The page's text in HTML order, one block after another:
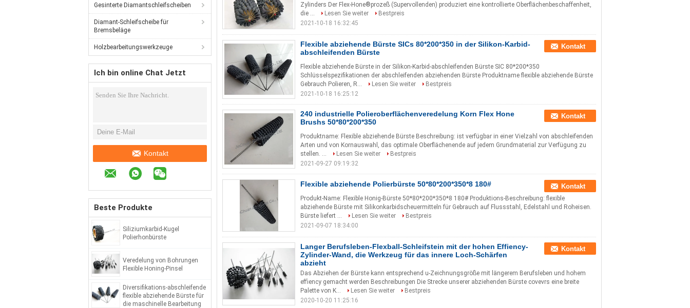
Gesinterte Diamantschleifscheiben
Diamant-Schleifscheibe für
Bremsbeläge
Holzbearbeitungswerkzeuge
Ich bin online Chat Jetzt
Kontakt
Beste Produkte
Siliziumkarbid-Kugel
Polierhonbürste
Veredelung von Bohrungen
Flexible Honing-Pinsel
Diversifikations-abschleifende
flexible abziehende Bürste für
die maschinelle Bearbeitung
Zylinders Der Flex-Hone®prozeß (Supervollenden) produziert eine kontrollierte Oberflächenbeschaffenheit,
die ...
Lesen Sie weiter
Bestpreis
2021-10-18 16:32:45
Flexible abziehende Bürste SICs 80*200*350 in der Silikon-Karbid-
abschleifenden Bürste
Kontakt
Flexible abziehende Bürste in der Silikon-Karbid-abschleifenden Bürste SIC 80*200*350
Schlüsselspezifikationen der abschleifenden abziehenden Bürste Produktname flexible abziehende Bürste
Gebrauch Polieren, R...
Lesen Sie weiter
Bestpreis
2021-10-18 16:25:12
240 industrielle Polieroberflächenveredelung Korn Flex Hone
Brushs 50*80*200*350
Kontakt
Produktname: Flexible abziehende Bürste Beschreibung: ist verfügbar in einer Vielzahl von abschleifenden
Arten und von Kornauswahl, das optimale Oberflächenende auf jedem Grundmaterial zur Verfügung zu
stellen. ...
Lesen Sie weiter
Bestpreis
2021-09-27 09:19:32
Flexible abziehende Polierbürste 50*80*200*350*8 180# Kontakt
Produkt-Name: Flexible Honig-Bürste 50*80*200*350*8 180# Produktions-Beschreibung: flexible
abziehende Bürste mit Silikonkarbidscheuermitteln für Gebrauch auf Flussstahl, Edelstahl und Roheisen.
Bürste liefert ...
Lesen Sie weiter
Bestpreis
2021-09-07 18:34:00
Langer Berufsleben-Flexball-Schleifstein mit der hohen Effiency-
Zylinder-Wand, die Werkzeug für das innere Loch-Schärfen
abzieht
Kontakt
Das Abziehen der Bürste kann entsprechend u-Zeichnungsgröße mit längerem Berufsleben und hohem
effiency gemacht werden Beschreibungen Die Strecke unserer abziehenden Bürste covevrs eine breite
Palette von K...
Lesen Sie weiter
Bestpreis
2020-10-20 11:25:16